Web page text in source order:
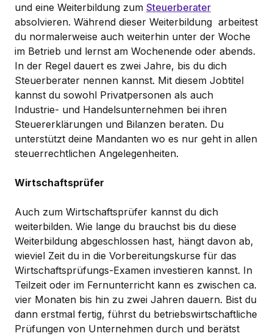
und eine Weiterbildung zum Steuerberater
absolvieren. Während dieser Weiterbildung arbeitest
du normalerweise auch weiterhin unter der Woche
im Betrieb und lernst am Wochenende oder abends.
In der Regel dauert es zwei Jahre, bis du dich
Steuerberater nennen kannst. Mit diesem Jobtitel
kannst du sowohl Privatpersonen als auch
Industrie- und Handelsunternehmen bei ihren
Steuererklärungen und Bilanzen beraten. Du
unterstützt deine Mandanten wo es nur geht in allen
steuerrechtlichen Angelegenheiten.
Wirtschaftsprüfer
Auch zum Wirtschaftsprüfer kannst du dich
weiterbilden. Wie lange du brauchst bis du diese
Weiterbildung abgeschlossen hast, hängt davon ab,
wieviel Zeit du in die Vorbereitungskurse für das
Wirtschaftsprüfungs-Examen investieren kannst. In
Teilzeit oder im Fernunterricht kann es zwischen ca.
vier Monaten bis hin zu zwei Jahren dauern. Bist du
dann erstmal fertig, führst du betriebswirtschaftliche
Prüfungen von Unternehmen durch und berätst